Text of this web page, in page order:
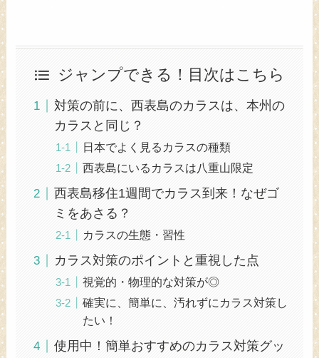
ジャンプできる！目次はこちら
対策の前に、西表島のカラスは、本州の
カラスと同じ？
日本でよく見るカラスの種類
西表島にいるカラスは八重山限定
西表島移住1週間でカラス到来！なぜゴ
ミをあさる？
カラスの生態・習性
カラス対策のポイントと重視した点
視覚的・物理的な対策が◎
確実に、簡単に、汚れずにカラス対策し
たい！
使用中！簡単おすすめのカラス対策グッ